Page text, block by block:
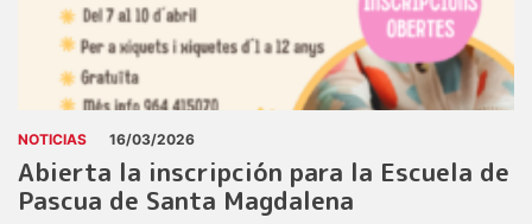
NOTICIAS 16/03/2026
Abierta la inscripción para la Escuela de
Pascua de Santa Magdalena